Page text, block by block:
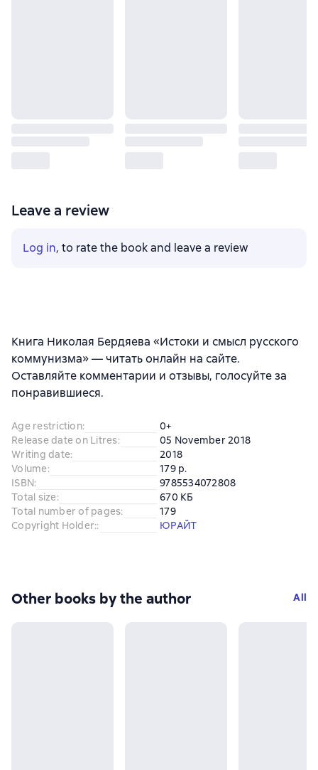
Leave a review
Log in, to rate the book and leave a review
Книга Николая Бердяева «Истоки и смысл русского
коммунизма» — читать онлайн на сайте.
Оставляйте комментарии и отзывы, голосуйте за
понравившиеся.
Age restriction:
0+
Release date on Litres:
05 November 2018
Writing date:
2018
Volume:
179 p.
ISBN:
9785534072808
Total size:
670 КБ
Total number of pages:
179
Copyright Holder:: ЮРАЙТ
Other books by the author All